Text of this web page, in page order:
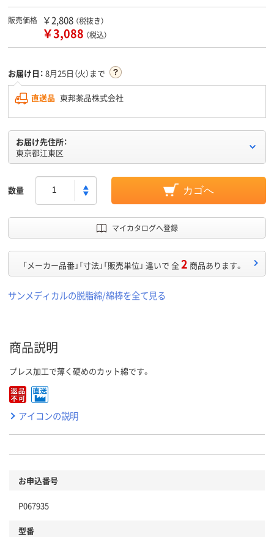
販売価格 ￥2,808 （税抜き）
￥3,088 （税込）
お届け日： 8月25日（火）まで
直送品 東邦薬品株式会社
お届け先住所：
東京都江東区
数量 カゴへ
マイカタログへ登録
「メーカー品番」「寸法」「販売単位」 違いで 全2 商品あります。
サンメディカルの脱脂綿/綿棒を全て見る
商品説明
プレス加工で薄く硬めのカット綿です。
アイコンの説明
お申込番号
P067935
型番